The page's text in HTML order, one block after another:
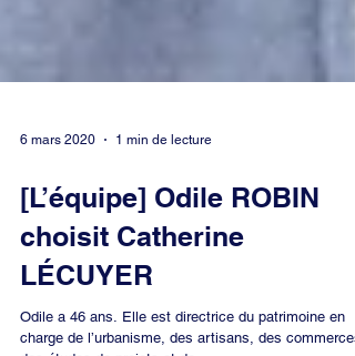
6 mars 2020 1 min de lecture
[L’équipe] Odile ROBIN
choisit Catherine
LÉCUYER